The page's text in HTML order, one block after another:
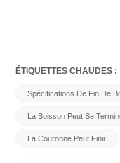
ÉTIQUETTES CHAUDES :
Spécifications De Fin De
La Boisson Peut Se
La Couronne Peut Finir